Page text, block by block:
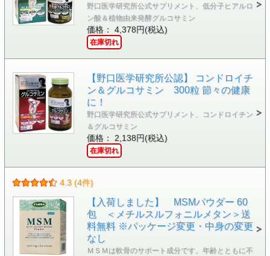
野口医学研究所公式サプリメント、低分子ヒアルロ
ン酸＆植物由来発酵グルコサミン
価格： 4,378円(税込)
在庫切れ
【野口医学研究所公認】 コンドロイチ
ン＆グルコサミン 300粒 節々の健康
に！
野口医学研究所公式サプリメント、コンドロイチン
＆グルコサミン
価格： 2,138円(税込)
在庫切れ
4.3 (4件)
【入荷しました】 MSMパウダー 60
包 ＜メチルスルフォニルメタン＞送
料無料 ※パッケージ変更・中身の変更
なし
ＭＳＭは軟骨のサポート成分です。年齢とともに不